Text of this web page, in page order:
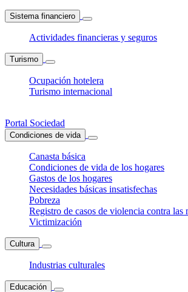
Sistema financiero
Actividades financieras y seguros
Turismo
Ocupación hotelera
Turismo internacional
Portal Sociedad
Condiciones de vida
Canasta básica
Condiciones de vida de los hogares
Gastos de los hogares
Necesidades básicas insatisfechas
Pobreza
Registro de casos de violencia contra las
Victimización
Cultura
Industrias culturales
Educación